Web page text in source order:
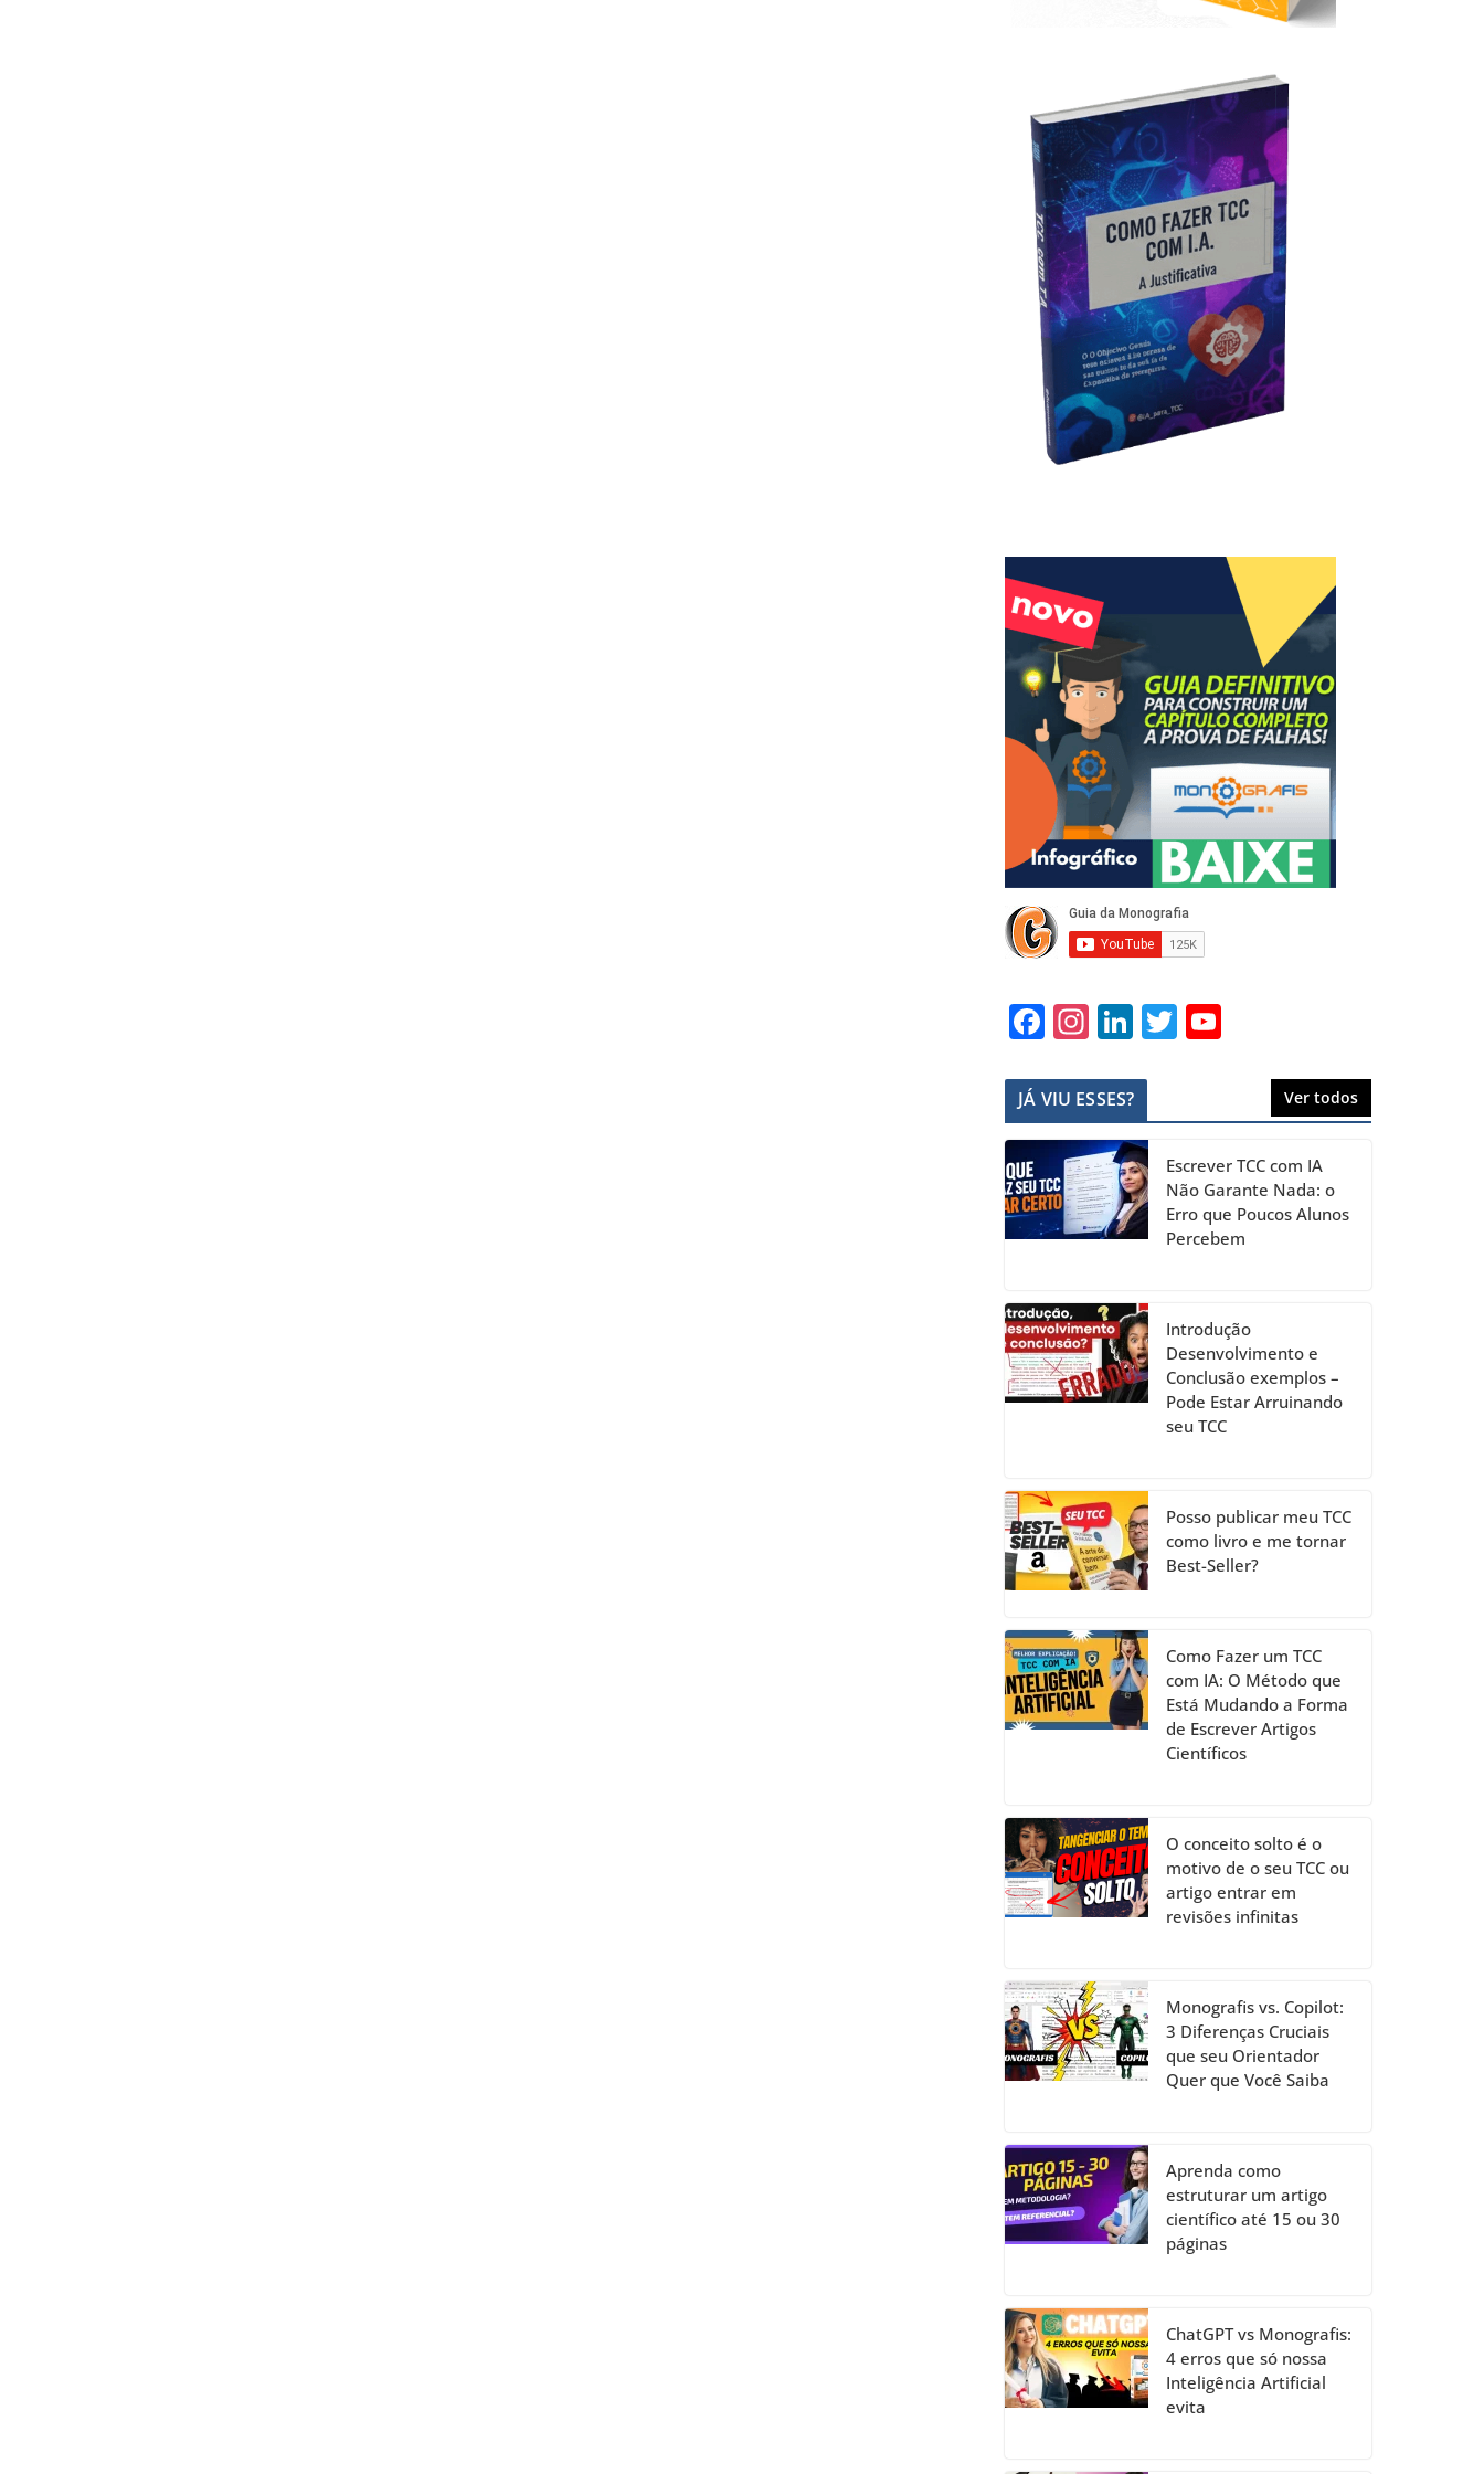
F
c
e
b
o
o
In
a
gr
a
m
Li
k
e
dI
n
T
er T
u
b
e
a
n
n
el
JÁ VIU ESSES? Ver todos
Escrever TCC com IA
Não Garante Nada: o
Erro que Poucos Alunos
Percebem
Introdução
Desenvolvimento e
Conclusão exemplos –
Pode Estar Arruinando
seu TCC
Posso publicar meu TCC
como livro e me tornar
Best-Seller?
Como Fazer um TCC
com IA: O Método que
Está Mudando a Forma
de Escrever Artigos
Científicos
O conceito solto é o
motivo de o seu TCC ou
artigo entrar em
revisões infinitas
Monografis vs. Copilot:
3 Diferenças Cruciais
que seu Orientador
Quer que Você Saiba
Aprenda como
estruturar um artigo
científico até 15 ou 30
páginas
ChatGPT vs Monografis:
4 erros que só nossa
Inteligência Artificial
evita